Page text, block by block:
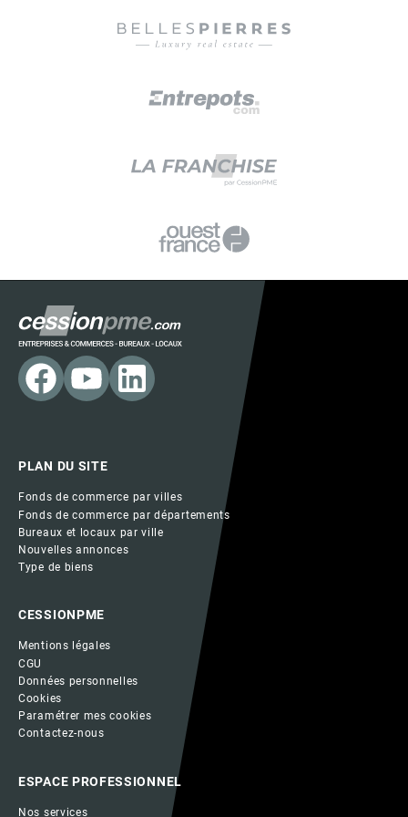
PLAN DU SITE
Fonds de commerce par villes
Fonds de commerce par départements
Bureaux et locaux par ville
Nouvelles annonces
Type de biens
CESSIONPME
Mentions légales
CGU
Données personnelles
Cookies
Paramétrer mes cookies
Contactez-nous
ESPACE PROFESSIONNEL
Nos services